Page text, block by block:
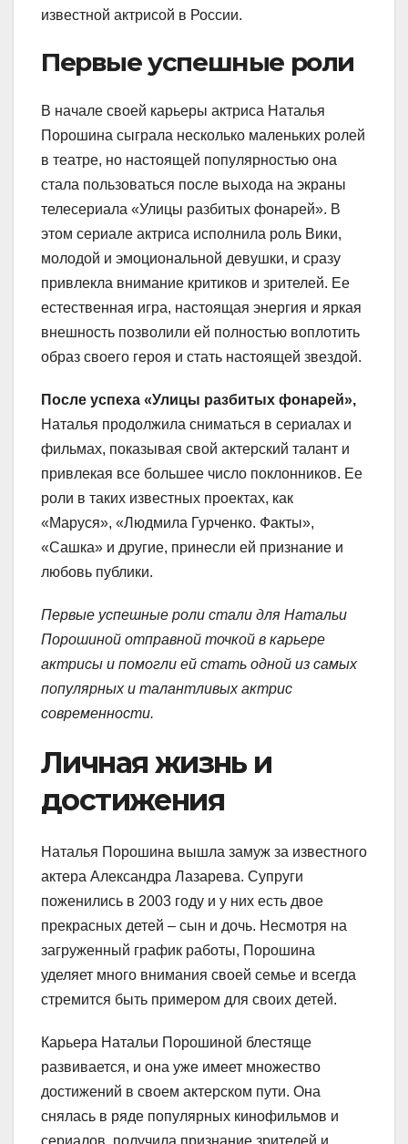
известной актрисой в России.
Первые успешные роли
В начале своей карьеры актриса Наталья
Порошина сыграла несколько маленьких ролей
в театре, но настоящей популярностью она
стала пользоваться после выхода на экраны
телесериала «Улицы разбитых фонарей». В
этом сериале актриса исполнила роль Вики,
молодой и эмоциональной девушки, и сразу
привлекла внимание критиков и зрителей. Ее
естественная игра, настоящая энергия и яркая
внешность позволили ей полностью воплотить
образ своего героя и стать настоящей звездой.
После успеха «Улицы разбитых фонарей»,
Наталья продолжила сниматься в сериалах и
фильмах, показывая свой актерский талант и
привлекая все большее число поклонников. Ее
роли в таких известных проектах, как
«Маруся», «Людмила Гурченко. Факты»,
«Сашка» и другие, принесли ей признание и
любовь публики.
Первые успешные роли стали для Натальи
Порошиной отправной точкой в карьере
актрисы и помогли ей стать одной из самых
популярных и талантливых актрис
современности.
Личная жизнь и
достижения
Наталья Порошина вышла замуж за известного
актера Александра Лазарева. Супруги
поженились в 2003 году и у них есть двое
прекрасных детей – сын и дочь. Несмотря на
загруженный график работы, Порошина
уделяет много внимания своей семье и всегда
стремится быть примером для своих детей.
Карьера Натальи Порошиной блестяще
развивается, и она уже имеет множество
достижений в своем актерском пути. Она
снялась в ряде популярных кинофильмов и
сериалов, получила признание зрителей и